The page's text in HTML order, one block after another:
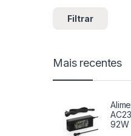
Filtrar
Mais recentes
92W